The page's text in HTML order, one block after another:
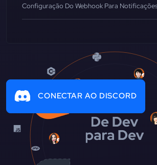
Configuração Do Webhook Para
CONECTAR AO DISCORD